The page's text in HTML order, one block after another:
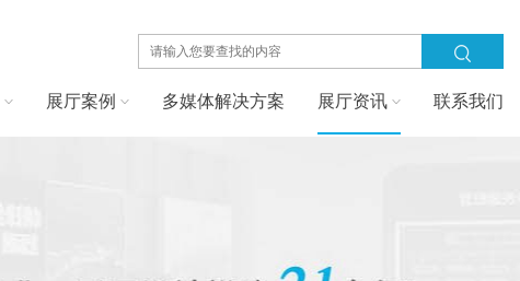
展厅案例 多媒体解决方案 展厅资讯 联系我们